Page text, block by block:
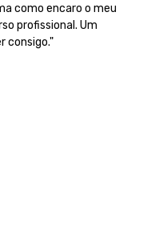
como encaro o meu
profissional. Um
consigo."